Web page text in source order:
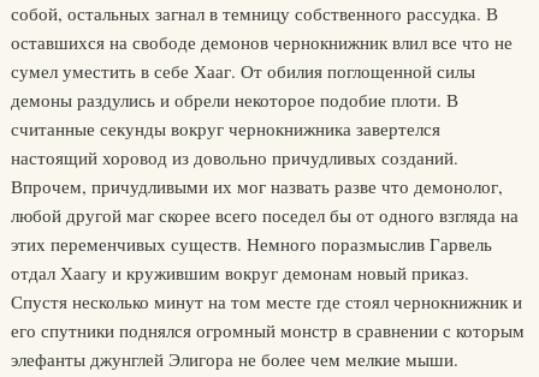
собой, остальных загнал в темницу собственного рассудка. В
оставшихся на свободе демонов чернокнижник влил все что не
сумел уместить в себе Хааг. От обилия поглощенной силы
демоны раздулись и обрели некоторое подобие плоти. В
считанные секунды вокруг чернокнижника завертелся
настоящий хоровод из довольно причудливых созданий.
Впрочем, причудливыми их мог назвать разве что демонолог,
любой другой маг скорее всего поседел бы от одного взгляда на
этих переменчивых существ. Немного поразмыслив Гарвель
отдал Хаагу и кружившим вокруг демонам новый приказ.
Спустя несколько минут на том месте где стоял чернокнижник и
его спутники поднялся огромный монстр в сравнении с которым
элефанты джунглей Элигора не более чем мелкие мыши.